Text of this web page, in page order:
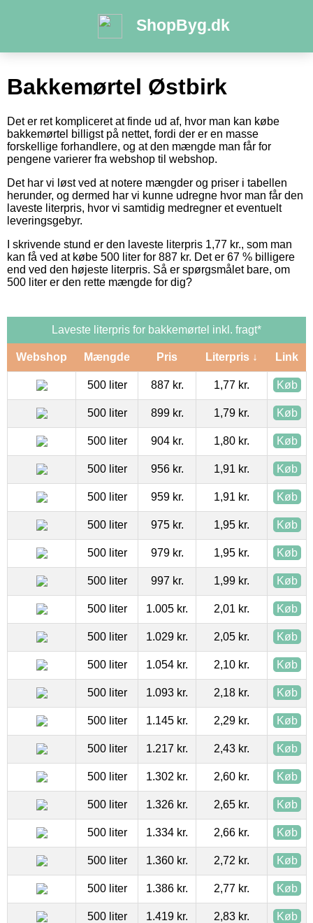
ShopByg.dk
Bakkemørtel Østbirk
Det er ret kompliceret at finde ud af, hvor man kan købe
bakkemørtel billigst på nettet, fordi der er en masse
forskellige forhandlere, og at den mængde man får for
pengene varierer fra webshop til webshop.
Det har vi løst ved at notere mængder og priser i tabellen
herunder, og dermed har vi kunne udregne hvor man får den
laveste literpris, hvor vi samtidig medregner et eventuelt
leveringsgebyr.
I skrivende stund er den laveste literpris 1,77 kr., som man
kan få ved at købe 500 liter for 887 kr. Det er 67 % billigere
end ved den højeste literpris. Så er spørgsmålet bare, om
500 liter er den rette mængde for dig?
Laveste literpris for bakkemørtel inkl. fragt*
Webshop Mængde Pris Literpris ↓ Link
500 liter 887 kr. 1,77 kr. Køb
500 liter 899 kr. 1,79 kr. Køb
500 liter 904 kr. 1,80 kr. Køb
500 liter 956 kr. 1,91 kr. Køb
500 liter 959 kr. 1,91 kr. Køb
500 liter 975 kr. 1,95 kr. Køb
500 liter 979 kr. 1,95 kr. Køb
500 liter 997 kr. 1,99 kr. Køb
500 liter 1.005 kr. 2,01 kr. Køb
500 liter 1.029 kr. 2,05 kr. Køb
500 liter 1.054 kr. 2,10 kr. Køb
500 liter 1.093 kr. 2,18 kr. Køb
500 liter 1.145 kr. 2,29 kr. Køb
500 liter 1.217 kr. 2,43 kr. Køb
500 liter 1.302 kr. 2,60 kr. Køb
500 liter 1.326 kr. 2,65 kr. Køb
500 liter 1.334 kr. 2,66 kr. Køb
500 liter 1.360 kr. 2,72 kr. Køb
500 liter 1.386 kr. 2,77 kr. Køb
500 liter 1.419 kr. 2,83 kr. Køb